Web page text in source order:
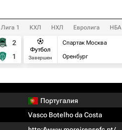
Лига 1 КХЛ НХЛ Евролига НБА
2
1
Футбол
Завершен
Спартак Москва
Оренбург
Португалия
Vasco Botelho da Costa